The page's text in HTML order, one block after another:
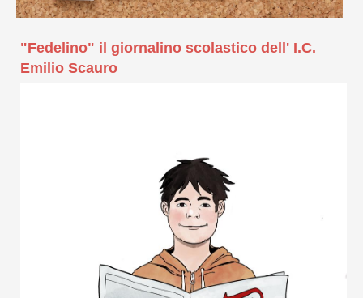
"Fedelino" il giornalino scolastico dell' I.C.
Emilio Scauro